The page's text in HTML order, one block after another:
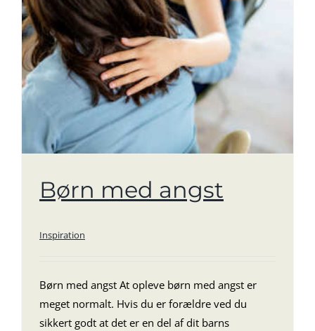
Børn med angst
Inspiration
Børn med angst At opleve børn med angst er
meget normalt. Hvis du er forældre ved du
sikkert godt at det er en del af dit barns